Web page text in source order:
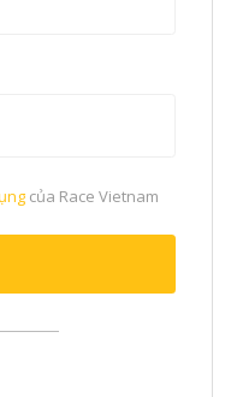
của Race Vietnam